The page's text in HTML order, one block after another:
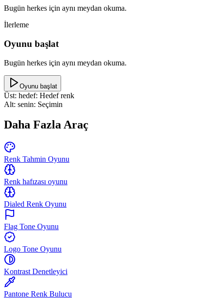
Bugün herkes için aynı meydan okuma.
İlerleme
Oyunu başlat
Bugün herkes için aynı meydan okuma.
Oyunu başlat
Üst: hedef: Hedef renk
Alt: senin: Seçimin
Daha Fazla Araç
Renk Tahmin Oyunu
Renk hafızası oyunu
Dialed Renk Oyunu
Flag Tone Oyunu
Logo Tone Oyunu
Kontrast Denetleyici
Pantone Renk Bulucu